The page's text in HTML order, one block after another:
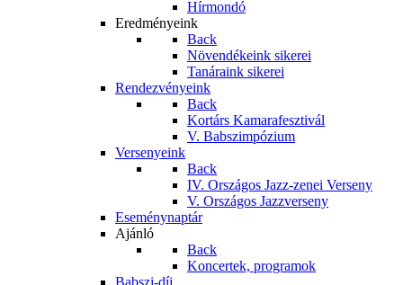
Hírmondó
Eredményeink
Back
Növendékeink sikerei
Tanáraink sikerei
Rendezvényeink
Back
Kortárs Kamarafesztivál
V. Babszimpózium
Versenyeink
Back
IV. Országos Jazz-zenei Verseny
V. Országos Jazzverseny
Eseménynaptár
Ajánló
Back
Koncertek, programok
Babszi-díj